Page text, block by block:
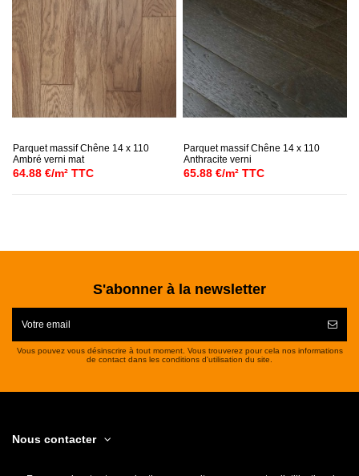
Parquet massif Chêne 14 x 110
Ambré verni mat
64.88 €/m² TTC
Parquet massif Chêne 14 x 110
Anthracite verni
65.88 €/m² TTC
S'abonner à la newsletter
Vous pouvez vous désinscrire à tout moment. Vous trouverez pour cela nos informations
de contact dans les conditions d'utilisation du site.
Nous contacter